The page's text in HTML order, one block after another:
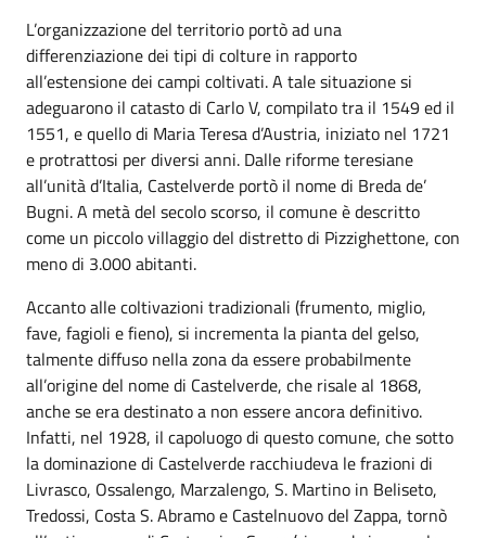
L’organizzazione del territorio portò ad una
differenziazione dei tipi di colture in rapporto
all’estensione dei campi coltivati. A tale situazione si
adeguarono il catasto di Carlo V, compilato tra il 1549 ed il
1551, e quello di Maria Teresa d’Austria, iniziato nel 1721
e protrattosi per diversi anni. Dalle riforme teresiane
all’unità d’Italia, Castelverde portò il nome di Breda de’
Bugni. A metà del secolo scorso, il comune è descritto
come un piccolo villaggio del distretto di Pizzighettone, con
meno di 3.000 abitanti.
Accanto alle coltivazioni tradizionali (frumento, miglio,
fave, fagioli e fieno), si incrementa la pianta del gelso,
talmente diffuso nella zona da essere probabilmente
all’origine del nome di Castelverde, che risale al 1868,
anche se era destinato a non essere ancora definitivo.
Infatti, nel 1928, il capoluogo di questo comune, che sotto
la dominazione di Castelverde racchiudeva le frazioni di
Livrasco, Ossalengo, Marzalengo, S. Martino in Beliseto,
Tredossi, Costa S. Abramo e Castelnuovo del Zappa, tornò